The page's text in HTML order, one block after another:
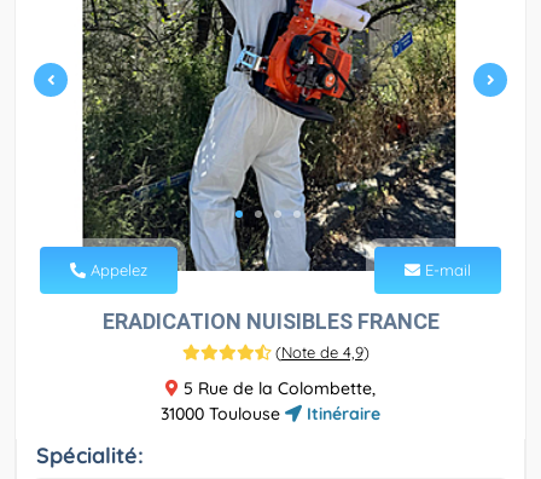
Appelez E-mail
ERADICATION NUISIBLES FRANCE
(Note de 4,9)
5 Rue de la Colombette,
31000 Toulouse
Itinéraire
Spécialité: